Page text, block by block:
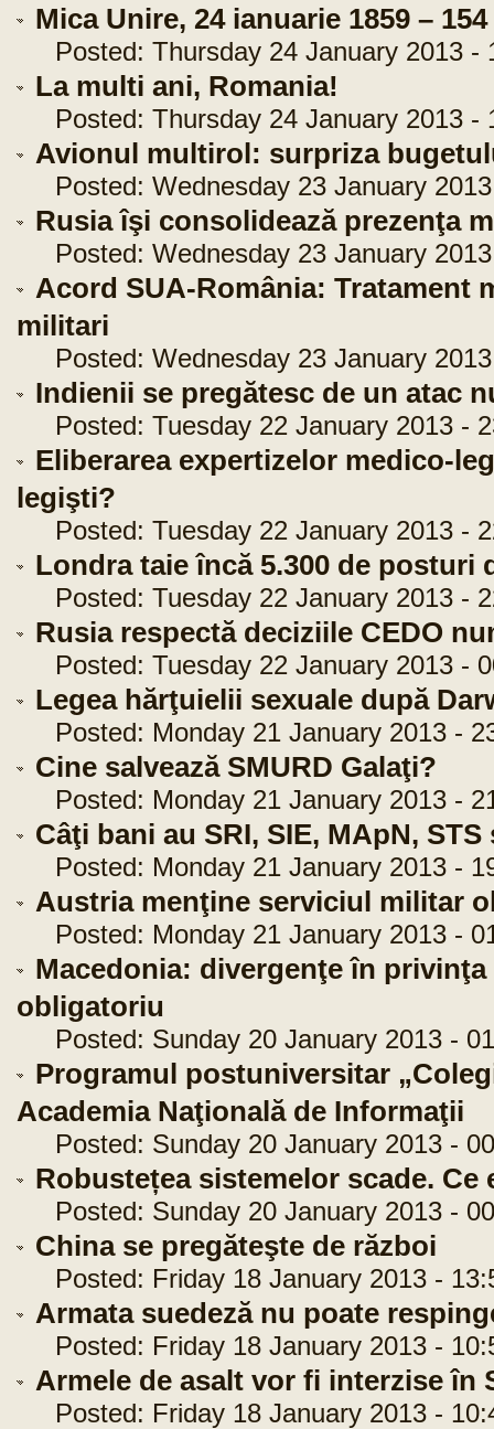
Mica Unire, 24 ianuarie 1859 –
Posted: Thursday 24 January 2013 -
La multi ani, Romania!
Posted: Thursday 24 January 2013 -
Avionul multirol: surpriza
Posted: Wednesday 23 January
Rusia îşi consolidează prezenţa
Posted: Wednesday 23 January
Acord SUA-România: Tratament
militari
Posted: Wednesday 23 January
Indienii se pregătesc de un atac
Posted: Tuesday 22 January 2013 -
Eliberarea expertizelor medico-
legişti?
Posted: Tuesday 22 January 2013 -
Londra taie încă 5.300 de posturi
Posted: Tuesday 22 January 2013 -
Rusia respectă deciziile CEDO
Posted: Tuesday 22 January 2013 -
Legea hărţuielii sexuale după
Posted: Monday 21 January 2013 -
Cine salvează SMURD Galaţi?
Posted: Monday 21 January 2013 -
Câţi bani au SRI, SIE, MApN, STS
Posted: Monday 21 January 2013 -
Austria menţine serviciul militar
Posted: Monday 21 January 2013 -
Macedonia: divergenţe în
obligatoriu
Posted: Sunday 20 January 2013 -
Programul postuniversitar
Academia Naţională de Informaţii
Posted: Sunday 20 January 2013 -
Robustețea sistemelor scade. Ce
Posted: Sunday 20 January 2013 -
China se pregăteşte de război
Posted: Friday 18 January 2013 -
Armata suedeză nu poate
Posted: Friday 18 January 2013 -
Armele de asalt vor fi interzise în
Posted: Friday 18 January 2013 -